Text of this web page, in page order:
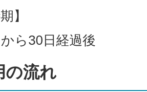
】
ら30日経過後
の流れ